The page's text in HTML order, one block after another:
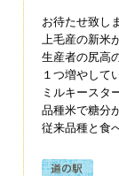
お待たせ致し
上毛産の新米
生産者の尻高
１つ増やして
ミルキースタ
品種米で糖分
従来品種と食